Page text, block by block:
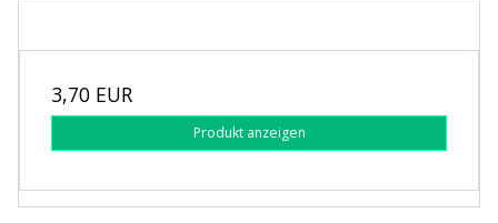
3,70 EUR
Produkt anzeigen